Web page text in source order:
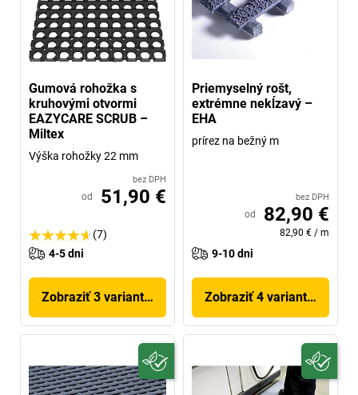
Gumová rohožka s
kruhovými otvormi
EAZYCARE SCRUB –
Miltex
Výška rohožky 22 mm
bez DPH
od 51,90 €
(7)
4-5 dni
Zobraziť 3 variantov
Priemyselný rošt,
extrémne nekĺzavý –
EHA
prírez na bežný m
bez DPH
od 82,90 €
82,90 € / m
9-10 dni
Zobraziť 4 variantov